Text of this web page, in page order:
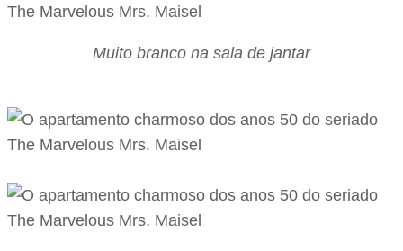
Muito branco na sala de jantar